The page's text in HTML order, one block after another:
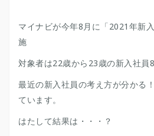
マイナビが今年8月に「2021年新
施
対象者は22歳から23歳の新入社員
最近の新入社員の考え方が分かる
ています。
はたして結果は・・・？